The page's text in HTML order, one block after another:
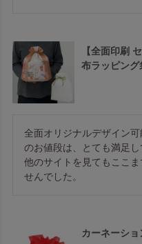
【全面印刷
布ラッピング
全面オリジナルデザイン
のお値段は、とても満足し
他のサイトを見てもここ
せんでした。
カーネーシ